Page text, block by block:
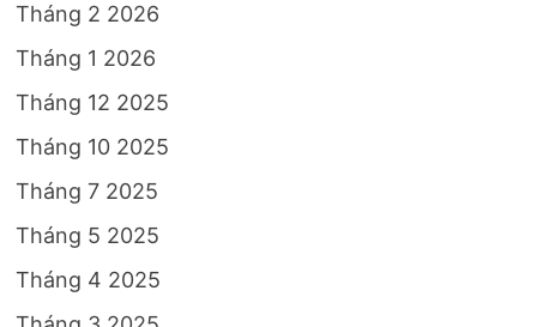
Tháng 2 2026
Tháng 1 2026
Tháng 12 2025
Tháng 10 2025
Tháng 7 2025
Tháng 5 2025
Tháng 4 2025